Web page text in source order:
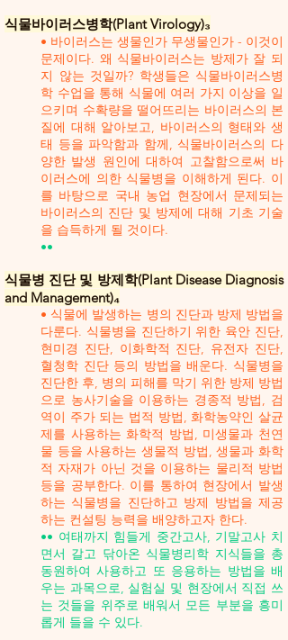
식물바이러스병학(Plant Virology)₃
• 바이러스는 생물인가 무생물인가 - 이것이
문제이다. 왜 식물바이러스는 방제가 잘 되
지 않는 것일까? 학생들은 식물바이러스병
학 수업을 통해 식물에 여러 가지 이상을 일
으키며 수확량을 떨어뜨리는 바이러스의 본
질에 대해 알아보고, 바이러스의 형태와 생
태 등을 파악함과 함께, 식물바이러스의 다
양한 발생 원인에 대하여 고찰함으로써 바
이러스에 의한 식물병을 이해하게 된다. 이
를 바탕으로 국내 농업 현장에서 문제되는
바이러스의 진단 및 방제에 대해 기초 기술
을 습득하게 될 것이다.
••
식물병 진단 및 방제학(Plant Disease Diagnosis
and Management)₄
• 식물에 발생하는 병의 진단과 방제 방법을
다룬다. 식물병을 진단하기 위한 육안 진단,
현미경 진단, 이화학적 진단, 유전자 진단,
혈청학 진단 등의 방법을 배운다. 식물병을
진단한 후, 병의 피해를 막기 위한 방제 방법
으로 농사기술을 이용하는 경종적 방법, 검
역이 주가 되는 법적 방법, 화학농약인 살균
제를 사용하는 화학적 방법, 미생물과 천연
물 등을 사용하는 생물적 방법, 생물과 화학
적 자재가 아닌 것을 이용하는 물리적 방법
등을 공부한다. 이를 통하여 현장에서 발생
하는 식물병을 진단하고 방제 방법을 제공
하는 컨설팅 능력을 배양하고자 한다.
•• 여태까지 힘들게 중간고사, 기말고사 치
면서 갈고 닦아온 식물병리학 지식들을 총
동원하여 사용하고 또 응용하는 방법을 배
우는 과목으로, 실험실 및 현장에서 직접 쓰
는 것들을 위주로 배워서 모든 부분을 흥미
롭게 들을 수 있다.